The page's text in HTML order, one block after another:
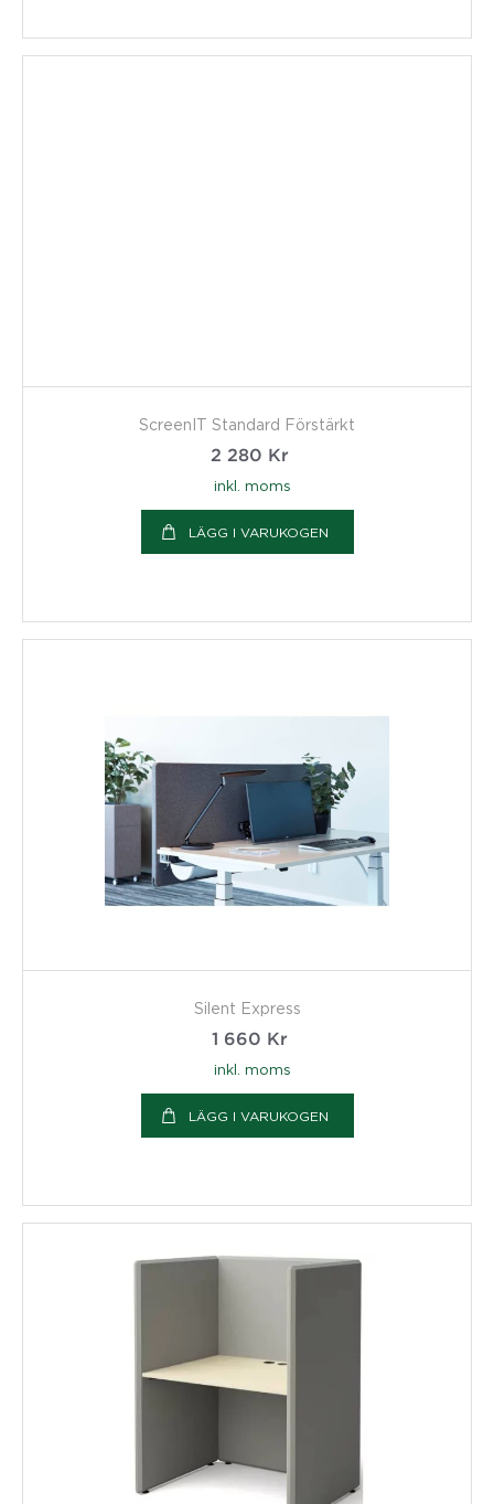
ScreenIT Standard Förstärkt
2 280 Kr
inkl. moms
LÄGG I VARUKOGEN
Silent Express
1 660 Kr
inkl. moms
LÄGG I VARUKOGEN